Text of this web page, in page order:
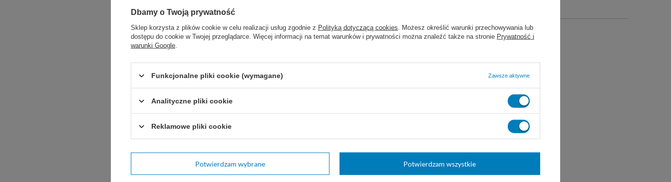
Marka Ecolab
- Papova
- HBV
Więcej
Dbamy o Twoją prywatność
Sklep korzysta z plików cookie w celu realizacji usług zgodnie z Polityką dotyczącą cookies . Możesz określić warunki przechowywania lub
dostępu do cookie w Twojej przeglądarce. Więcej informacji na temat warunków i prywatności można znaleźć także na stronie Prywatność i
warunki Google
Funkcjonalne pliki cookie (wymagane) Zawsze aktywne
Analityczne pliki cookie
Reklamowe pliki cookie
Potwierdzam wybrane Potwierdzam wszystkie